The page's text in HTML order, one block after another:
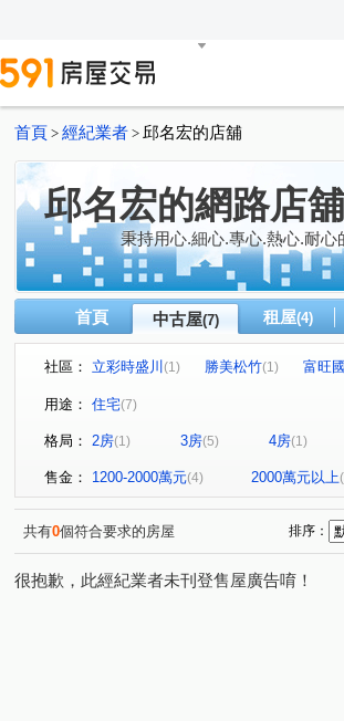
首頁 > 經紀業者 > 邱名宏的店舖
邱名宏的網路店舖
秉持用心.細心.專心.熱心.耐心
首頁 中古屋(7) 租屋(4)
社區： 立彩時盛川 (1) 勝美松竹(1) 富旺
鉅虹 GCASA
用途： 住宅(7)
格局： 2房(1) 3房(5) 4房(1)
售金： 1200-2000萬元(4) 2000萬元以上
共有0個符合要求的房屋 排序：
很抱歉，此經紀業者未刊登售屋廣告唷！